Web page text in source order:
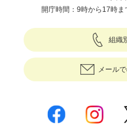
開庁時間：9時から17時ま
組織
メール